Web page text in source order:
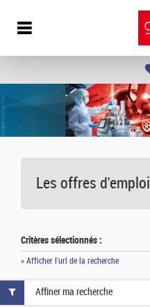
Les offres d'emploi
Critères sélectionnés :
» Afficher l'url de la recherche
Affiner ma recherche